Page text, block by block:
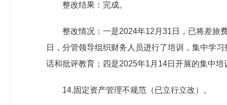
整改结果：完成。
整改情况：一是2024年12月31日，已将差旅
日，分管领导组织财务人员进行了培训，集中学
话和批评教育；四是2025年1月14日开展的集中
14.固定资产管理不规范（已立行立改）。